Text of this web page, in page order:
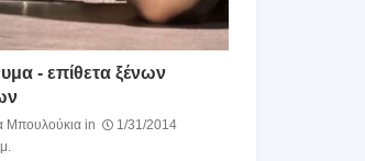
- επίθετα ξένων
Μπουλούκια
1/31/2014